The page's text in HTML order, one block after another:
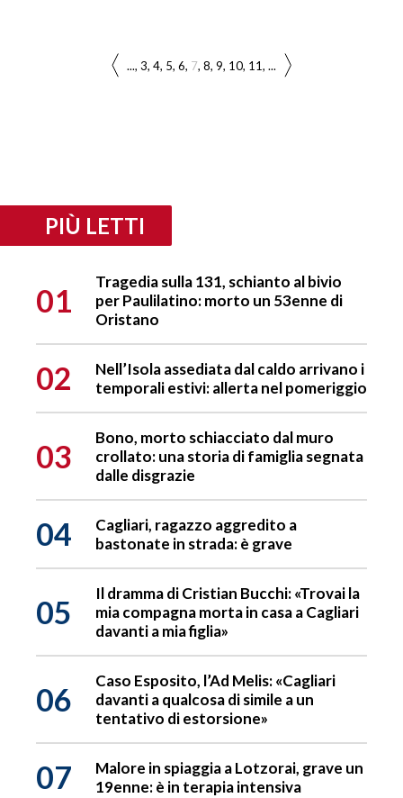
... 3 4 5 6 7 8 9 10 11 ...
PIÙ LETTI
01
Tragedia sulla 131, schianto al bivio
per Paulilatino: morto un 53enne di
Oristano
02
Nell’Isola assediata dal caldo arrivano i
temporali estivi: allerta nel pomeriggio
03
Bono, morto schiacciato dal muro
crollato: una storia di famiglia segnata
dalle disgrazie
04
Cagliari, ragazzo aggredito a
bastonate in strada: è grave
05
Il dramma di Cristian Bucchi: «Trovai la
mia compagna morta in casa a Cagliari
davanti a mia figlia»
06
Caso Esposito, l’Ad Melis: «Cagliari
davanti a qualcosa di simile a un
tentativo di estorsione»
07
Malore in spiaggia a Lotzorai, grave un
19enne: è in terapia intensiva